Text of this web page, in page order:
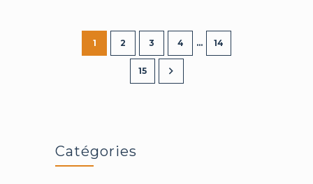
Homo
Sapiens
1 2 3 4 … 14
15
Catégories